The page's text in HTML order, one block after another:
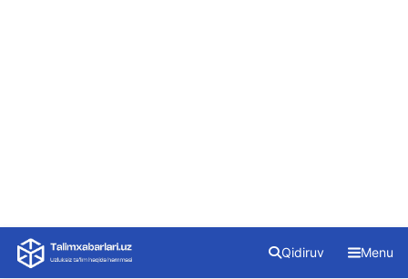
Skip
Qidiruv Menu